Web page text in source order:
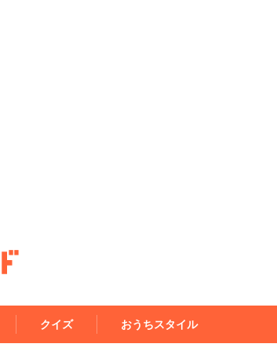
クイズ おうちスタイル